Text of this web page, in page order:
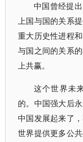
中国曾经提
上国与国的关系
重大历史性进程
与国之间的关系
上共赢。
这个世界未
的。中国强大后
中国发展起来了
世界提供更多公